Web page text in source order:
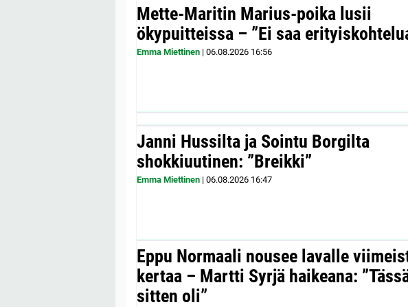
Mette-Maritin Marius-poika lusii
ökypuitteissa – ”Ei saa
Emma Miettinen | 06.08.2026 16:56
Janni Hussilta ja Sointu Borgilta
shokkiuutinen: ”Breikki”
Emma Miettinen | 06.08.2026 16:47
Eppu Normaali nousee lavalle
kertaa – Martti Syrjä haikeana:
sitten oli”